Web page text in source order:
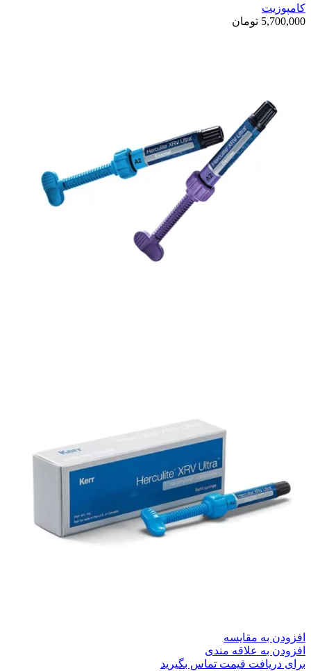
کامپوزیت
5,700,000 تومان
افزودن به مقایسه
افزودن به علاقه مندی
برای دریافت قیمت تماس بگیرید